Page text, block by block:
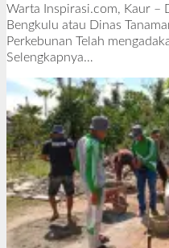
Warta Inspirasi.com, Kaur –
Bengkulu atau Dinas
Perkebunan Telah
Selengkapnya…